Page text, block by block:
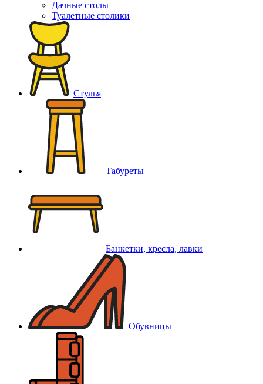
Дачные столы
Туалетные столики
Стулья
Табуреты
Банкетки, кресла, лавки
Обувницы